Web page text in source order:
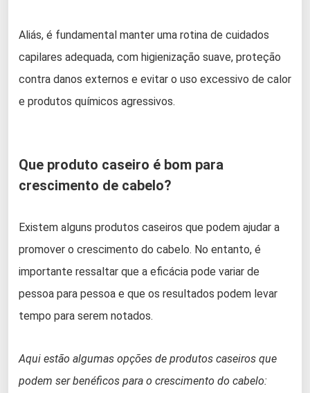
Aliás, é fundamental manter uma rotina de cuidados
capilares adequada, com higienização suave, proteção
contra danos externos e evitar o uso excessivo de calor
e produtos químicos agressivos.
Que produto caseiro é bom para
crescimento de cabelo?
Existem alguns produtos caseiros que podem ajudar a
promover o crescimento do cabelo. No entanto, é
importante ressaltar que a eficácia pode variar de
pessoa para pessoa e que os resultados podem levar
tempo para serem notados.
Aqui estão algumas opções de produtos caseiros que
podem ser benéficos para o crescimento do cabelo: